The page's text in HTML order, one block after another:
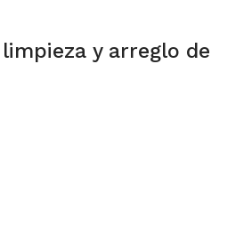
y arreglo de